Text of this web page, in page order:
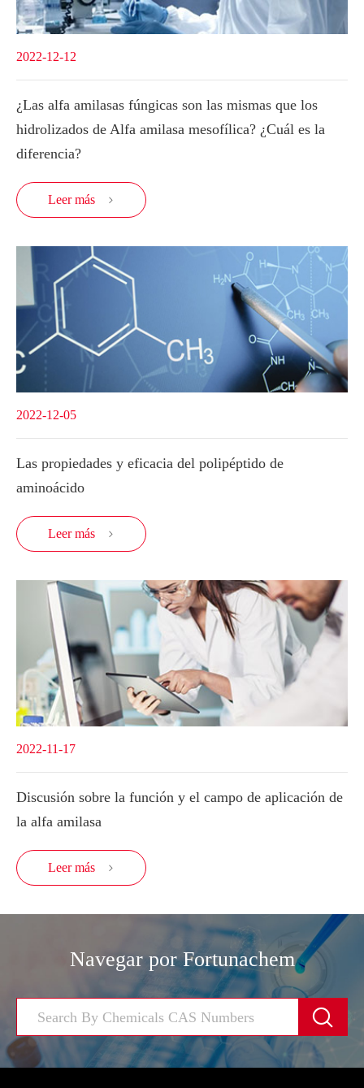
2022-12-12
¿Las alfa amilasas fúngicas son las mismas que los
hidrolizados de Alfa amilasa mesofílica? ¿Cuál es la
diferencia?
Leer más 
2022-12-05
Las propiedades y eficacia del polipéptido de
aminoácido
Leer más 
2022-11-17
Discusión sobre la función y el campo de aplicación de
la alfa amilasa
Leer más 
Navegar por Fortunachem
